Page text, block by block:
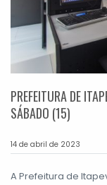
PREFEITURA DE
SÁBADO (15)
14 de abril de 2023
A Prefeitura de